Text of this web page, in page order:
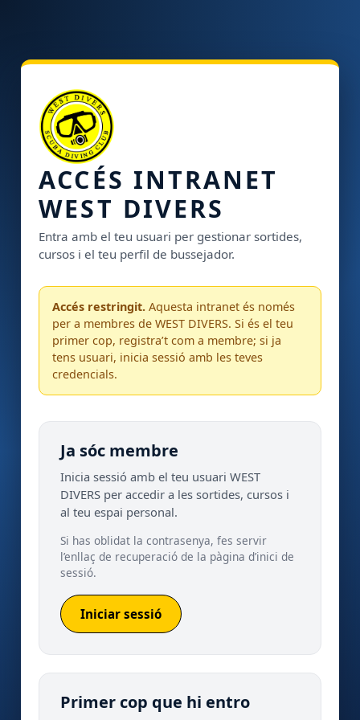
ACCÉS INTRANET
WEST DIVERS
Entra amb el teu usuari per gestionar sortides,
cursos i el teu perfil de bussejador.
Accés restringit. Aquesta intranet és només
per a membres de WEST DIVERS. Si és el teu
primer cop, registra’t com a membre; si ja
tens usuari, inicia sessió amb les teves
credencials.
Ja sóc membre
Inicia sessió amb el teu usuari WEST
DIVERS per accedir a les sortides, cursos i
al teu espai personal.
Si has oblidat la contrasenya, fes servir
l’enllaç de recuperació de la pàgina d’inici de
sessió.
Iniciar sessió
Primer cop que hi entro